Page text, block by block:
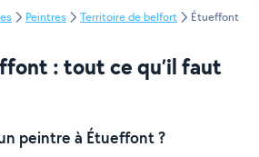
Peintres Territoire de belfort Étueffont
: tout ce qu’il faut
peintre à Étueffont ?